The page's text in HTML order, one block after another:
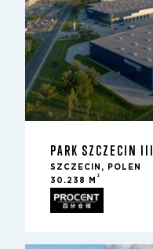
PARK SZCZECIN III
SZCZECIN, POLEN
30.238 M
2